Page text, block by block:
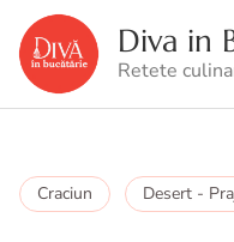
Diva in
Retete
Craciun Desert -